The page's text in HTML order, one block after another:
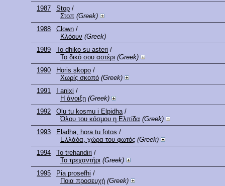
1987
Stop /
Στοπ (Greek)
1988
Clown /
Κλόουν (Greek)
1989
To dhiko su asteri /
Το δικό σου αστέρι (Greek)
1990
Horis skopo /
Χωρίς σκοπό (Greek)
1991
I anixi /
Η άνοιξη (Greek)
1992
Olu tu kosmu i Elpidha/
Όλου του κόσμου η Ελπίδα (Greek)
1993
Eladha, hora tu fotos /
Ελλάδα, χώρα του φωτός (Greek)
1994
To trehandiri /
Το τρεχαντήρι (Greek)
1995
Pia prosefhi /
Ποια προσευχή (Greek)